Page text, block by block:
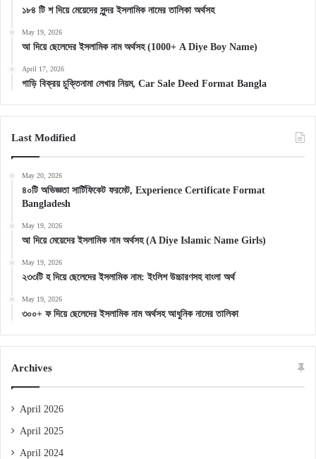
১৮৪ টি শ দিয়ে মেয়েদের সুন্দর ইসলামিক নামের তালিকা অর্থসহ
May 19, 2026
আ দিয়ে ছেলেদের ইসলামিক নাম অর্থসহ (1000+ A Diye Boy Name)
April 17, 2026
গাড়ি বিক্রয় চুক্তিনামা লেখার নিয়ম, Car Sale Deed Format Bangla
Last Modified
May 20, 2026
৪০টি অভিজ্ঞতা সার্টিফিকেট ফরমেট, Experience Certificate Format
Bangladesh
May 19, 2026
আ দিয়ে মেয়েদের ইসলামিক নাম অর্থসহ (A Diye Islamic Name Girls)
May 19, 2026
২৩৩টি হ দিয়ে ছেলেদের ইসলামিক নাম: ইংলিশ উচ্চারণসহ বাংলা অর্থ
May 19, 2026
৩০০+ ফ দিয়ে ছেলেদের ইসলামিক নাম অর্থসহ আধুনিক নামের তালিকা
Archives
April 2026
April 2025
April 2024